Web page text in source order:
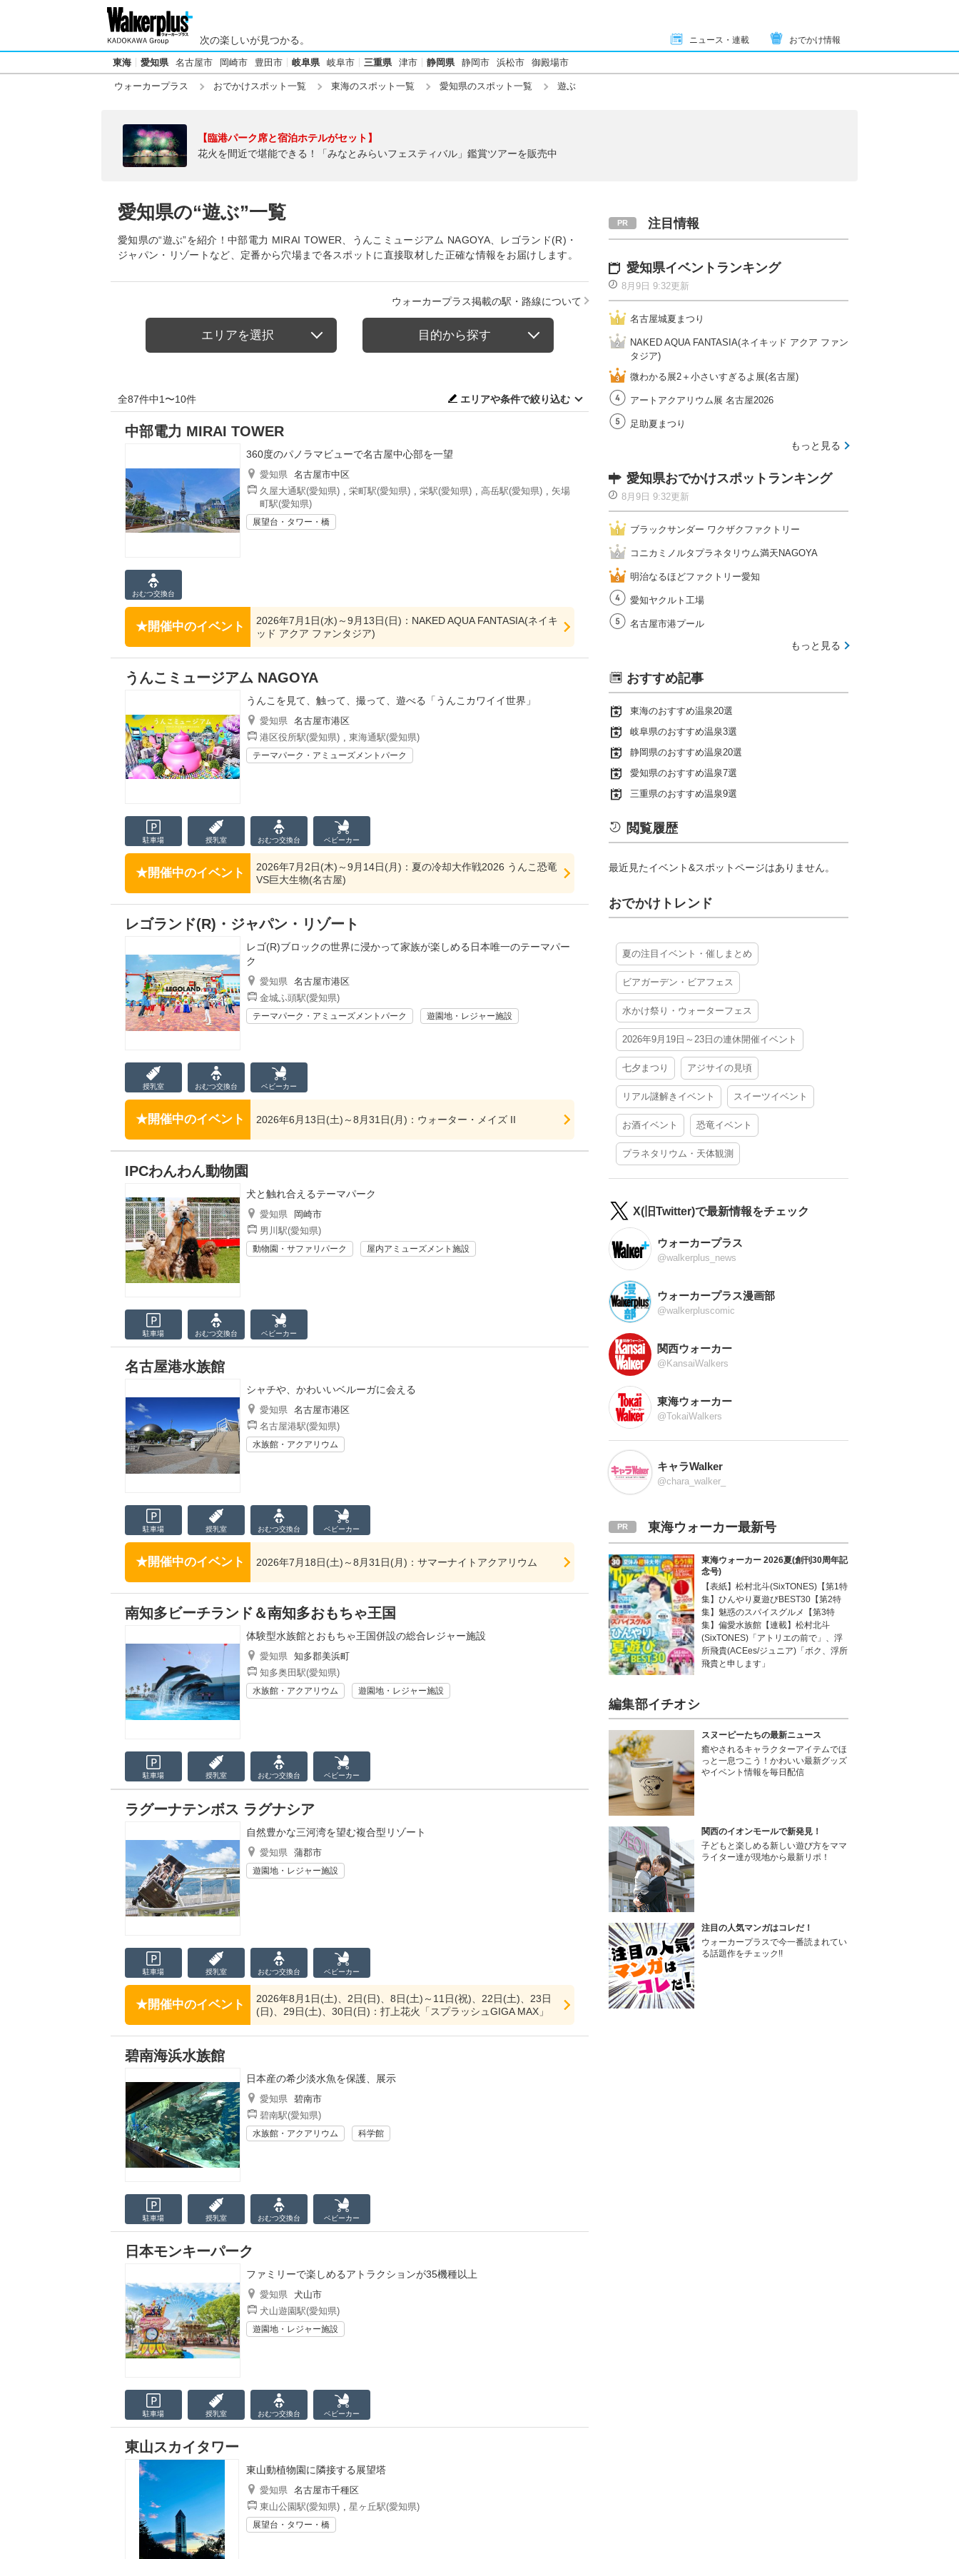
次の楽しいが見つかる。 ニュース・連載 おでかけ情報
東海 愛知県 名古屋市 岡崎市 豊田市 岐阜県 岐阜市 三重県 津市 静岡県 静岡市 浜松市 御殿場市
ウォーカープラス おでかけスポット一覧 東海のスポット一覧 愛知県のスポット一覧 遊ぶ
【臨港パーク席と宿泊ホテルがセット】
花火を間近で堪能できる！「みなとみらいフェスティバル」鑑賞ツアーを販売中
愛知県の“遊ぶ”一覧
愛知県の“遊ぶ”を紹介！中部電力 MIRAI TOWER、うんこミュージアム NAGOYA、レゴランド(R)・
ジャパン・リゾートなど、定番から穴場まで各スポットに直接取材した正確な情報をお届けします。
ウォーカープラス掲載の駅・路線について
エリアを選択 目的から探す
全87件中1〜10件 エリアや条件で絞り込む
中部電力 MIRAI TOWER
360度のパノラマビューで名古屋中心部を一望
愛知県 名古屋市中区
久屋大通駅(愛知県) , 栄町駅(愛知県) , 栄駅(愛知県) , 高岳駅(愛知県) , 矢場
町駅(愛知県)
展望台・タワー・橋
おむつ交換台
開催中のイベント
2026年7月1日(水)～9月13日(日)：NAKED AQUA FANTASIA(ネイキ
ッド アクア ファンタジア)
うんこミュージアム NAGOYA
うんこを見て、触って、撮って、遊べる「うんこカワイイ世界」
愛知県 名古屋市港区
港区役所駅(愛知県) , 東海通駅(愛知県)
テーマパーク・アミューズメントパーク
駐車場 授乳室 おむつ交換台 ベビーカー
開催中のイベント
2026年7月2日(木)～9月14日(月)：夏の冷却大作戦2026 うんこ恐竜
VS巨大生物(名古屋)
レゴランド(R)・ジャパン・リゾート
レゴ(R)ブロックの世界に浸かって家族が楽しめる日本唯一のテーマパー
ク
愛知県 名古屋市港区
金城ふ頭駅(愛知県)
テーマパーク・アミューズメントパーク 遊園地・レジャー施設
授乳室 おむつ交換台 ベビーカー
開催中のイベント 2026年6月13日(土)～8月31日(月)：ウォーター・メイズ II
IPCわんわん動物園
犬と触れ合えるテーマパーク
愛知県
岡崎市
男川駅(愛知県)
動物園・サファリパーク 屋内アミューズメント施設
駐車場 おむつ交換台 ベビーカー
名古屋港水族館
シャチや、かわいいベルーガに会える
愛知県 名古屋市港区
名古屋港駅(愛知県)
水族館・アクアリウム
駐車場 授乳室 おむつ交換台 ベビーカー
開催中のイベント 2026年7月18日(土)～8月31日(月)：サマーナイトアクアリウム
南知多ビーチランド＆南知多おもちゃ王国
体験型水族館とおもちゃ王国併設の総合レジャー施設
愛知県 知多郡美浜町
知多奥田駅(愛知県)
水族館・アクアリウム 遊園地・レジャー施設
駐車場 授乳室 おむつ交換台 ベビーカー
ラグーナテンボス ラグナシア
自然豊かな三河湾を望む複合型リゾート
愛知県 蒲郡市
遊園地・レジャー施設
駐車場 授乳室 おむつ交換台 ベビーカー
開催中のイベント
2026年8月1日(土)、2日(日)、8日(土)～11日(祝)、22日(土)、23日
(日)、29日(土)、30日(日)：打上花火「スプラッシュGIGA MAX」
碧南海浜水族館
日本産の希少淡水魚を保護、展示
愛知県 碧南市
碧南駅(愛知県)
水族館・アクアリウム 科学館
駐車場 授乳室 おむつ交換台 ベビーカー
日本モンキーパーク
ファミリーで楽しめるアトラクションが35機種以上
愛知県 犬山市
犬山遊園駅(愛知県)
遊園地・レジャー施設
駐車場 授乳室 おむつ交換台 ベビーカー
東山スカイタワー
東山動植物園に隣接する展望塔
愛知県 名古屋市千種区
東山公園駅(愛知県) , 星ヶ丘駅(愛知県)
展望台・タワー・橋
注目情報
愛知県イベントランキング
8月9日 9:32更新
名古屋城夏まつり
NAKED AQUA FANTASIA(ネイキッド アクア ファン
タジア)
微わかる展2＋小さいすぎるよ展(名古屋)
アートアクアリウム展 名古屋2026
足助夏まつり
もっと見る
愛知県おでかけスポットランキング
8月9日 9:32更新
ブラックサンダー ワクザクファクトリー
コニカミノルタプラネタリウム満天NAGOYA
明治なるほどファクトリー愛知
愛知ヤクルト工場
名古屋市港プール
もっと見る
おすすめ記事
東海のおすすめ温泉20選
岐阜県のおすすめ温泉3選
静岡県のおすすめ温泉20選
愛知県のおすすめ温泉7選
三重県のおすすめ温泉9選
閲覧履歴
最近見たイベント&スポットページはありません。
おでかけトレンド
夏の注目イベント・催しまとめ
ビアガーデン・ビアフェス
水かけ祭り・ウォーターフェス
2026年9月19日～23日の連休開催イベント
七夕まつり アジサイの見頃
リアル謎解きイベント スイーツイベント
お酒イベント 恐竜イベント
プラネタリウム・天体観測
X(旧Twitter)で最新情報をチェック
ウォーカープラス
@walkerplus_news
ウォーカープラス漫画部
@walkerpluscomic
関西ウォーカー
@KansaiWalkers
東海ウォーカー
@TokaiWalkers
キャラWalker
@chara_walker_
東海ウォーカー最新号
東海ウォーカー 2026夏(創刊30周年記
念号)
【表紙】松村北斗(SixTONES)【第1特
集】ひんやり夏遊びBEST30【第2特
集】魅惑のスパイスグルメ【第3特
集】偏愛水族館【連載】松村北斗
(SixTONES)「アトリエの前で」、浮
所飛貴(ACEes/ジュニア)「ボク、浮所
飛貴と申します」
編集部イチオシ
スヌーピーたちの最新ニュース
癒やされるキャラクターアイテムでほ
っと一息つこう！かわいい最新グッズ
やイベント情報を毎日配信
関西のイオンモールで新発見！
子どもと楽しめる新しい遊び方をママ
ライター達が現地から最新リポ！
注目の人気マンガはコレだ！
ウォーカープラスで今一番読まれてい
る話題作をチェック!!